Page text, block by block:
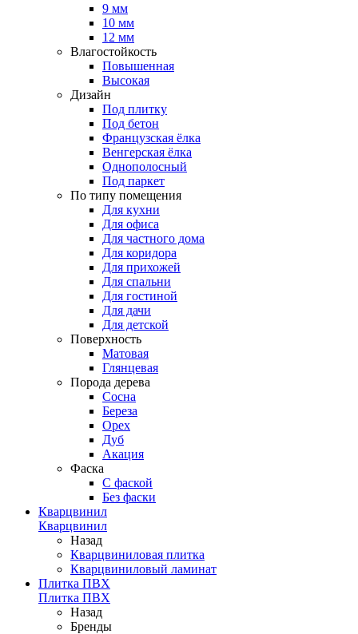
9 мм
10 мм
12 мм
Влагостойкость
Повышенная
Высокая
Дизайн
Под плитку
Под бетон
Французская ёлка
Венгерская ёлка
Однополосный
Под паркет
По типу помещения
Для кухни
Для офиса
Для частного дома
Для коридора
Для прихожей
Для спальни
Для гостиной
Для дачи
Для детской
Поверхность
Матовая
Глянцевая
Порода дерева
Сосна
Береза
Орех
Дуб
Акация
Фаска
С фаской
Без фаски
Кварцвинил
Кварцвинил
Назад
Кварцвиниловая плитка
Кварцвиниловый ламинат
Плитка ПВХ
Плитка ПВХ
Назад
Бренды